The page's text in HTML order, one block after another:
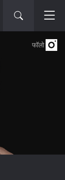
फॉलो